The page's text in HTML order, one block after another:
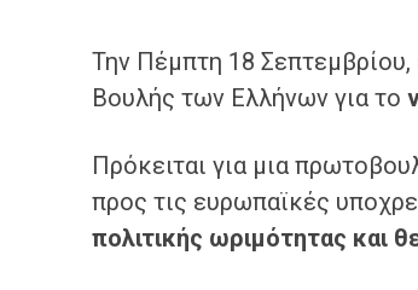
Την Πέμπτη 18 Σεπτεμβρίου,
Βουλής των Ελλήνων για το
Πρόκειται για μια
προς τις ευρωπαϊκές
πολιτικής ωριμότητας και